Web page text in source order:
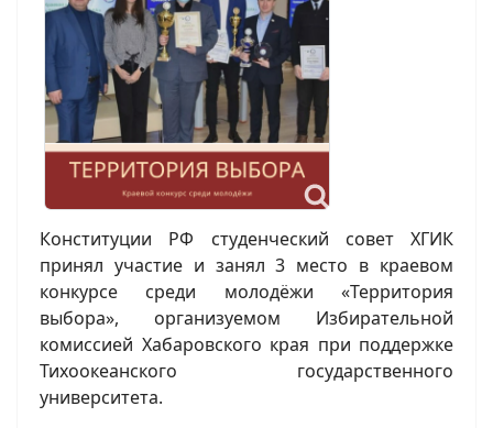
Конституции РФ студенческий совет ХГИК
принял участие и занял 3 место в краевом
конкурсе среди молодёжи «Территория
выбора», организуемом Избирательной
комиссией Хабаровского края при поддержке
Тихоокеанского государственного
университета.